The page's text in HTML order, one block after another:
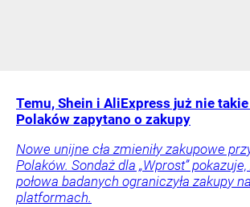
Temu, Shein i AliExpress już nie
Polaków zapytano o zakupy
Nowe unijne cła zmieniły zakupowe
Polaków. Sondaż dla „Wprost”
połowa badanych ograniczyła zakupy
platformach.